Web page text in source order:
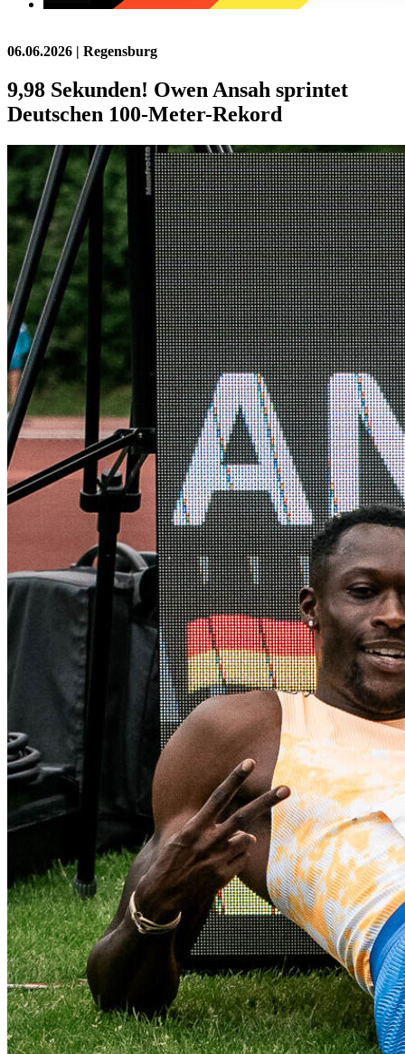
06.06.2026 | Regensburg
9,98 Sekunden! Owen Ansah sprintet
Deutschen 100-Meter-Rekord